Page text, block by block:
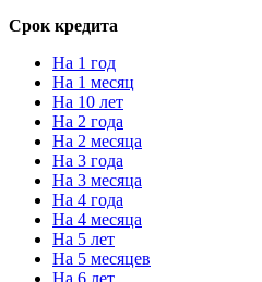
Срок кредита
На 1 год
На 1 месяц
На 10 лет
На 2 года
На 2 месяца
На 3 года
На 3 месяца
На 4 года
На 4 месяца
На 5 лет
На 5 месяцев